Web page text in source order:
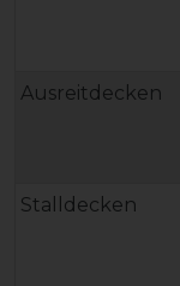
Ausreitdecken
Stalldecken